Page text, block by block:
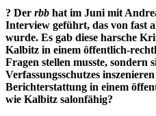
? Der rbb hat im Juni mit
Interview geführt, das von fast
wurde. Es gab diese harsche
Kalbitz in einem öffentlich-
Fragen stellen musste, sondern
Verfassungsschutzes
Berichterstattung in einem
wie Kalbitz salonfähig?